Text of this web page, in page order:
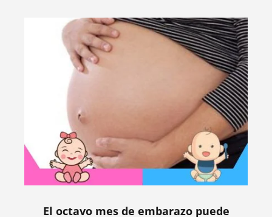
El octavo mes de embarazo puede